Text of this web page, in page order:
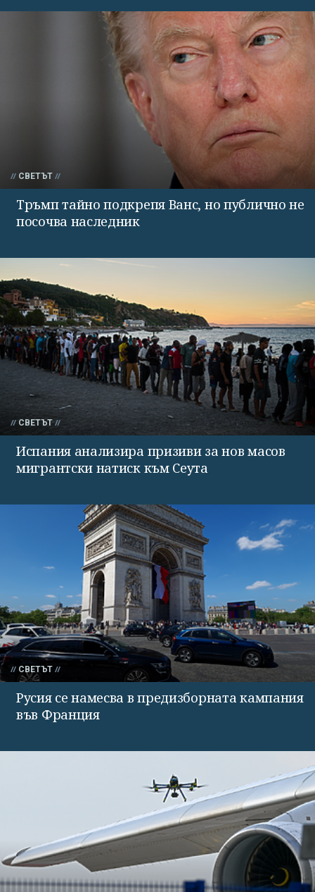
СВЕТЪТ
Тръмп тайно подкрепя Ванс, но публично не
посочва наследник
СВЕТЪТ
Испания анализира призиви за нов масов
мигрантски натиск към Сеута
СВЕТЪТ
Русия се намесва в предизборната кампания
във Франция